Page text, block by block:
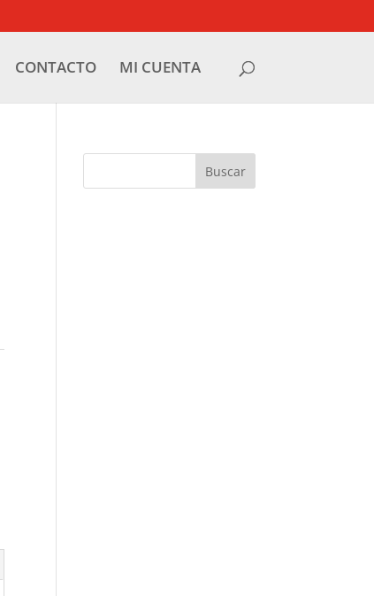
CONTACTO MI CUENTA